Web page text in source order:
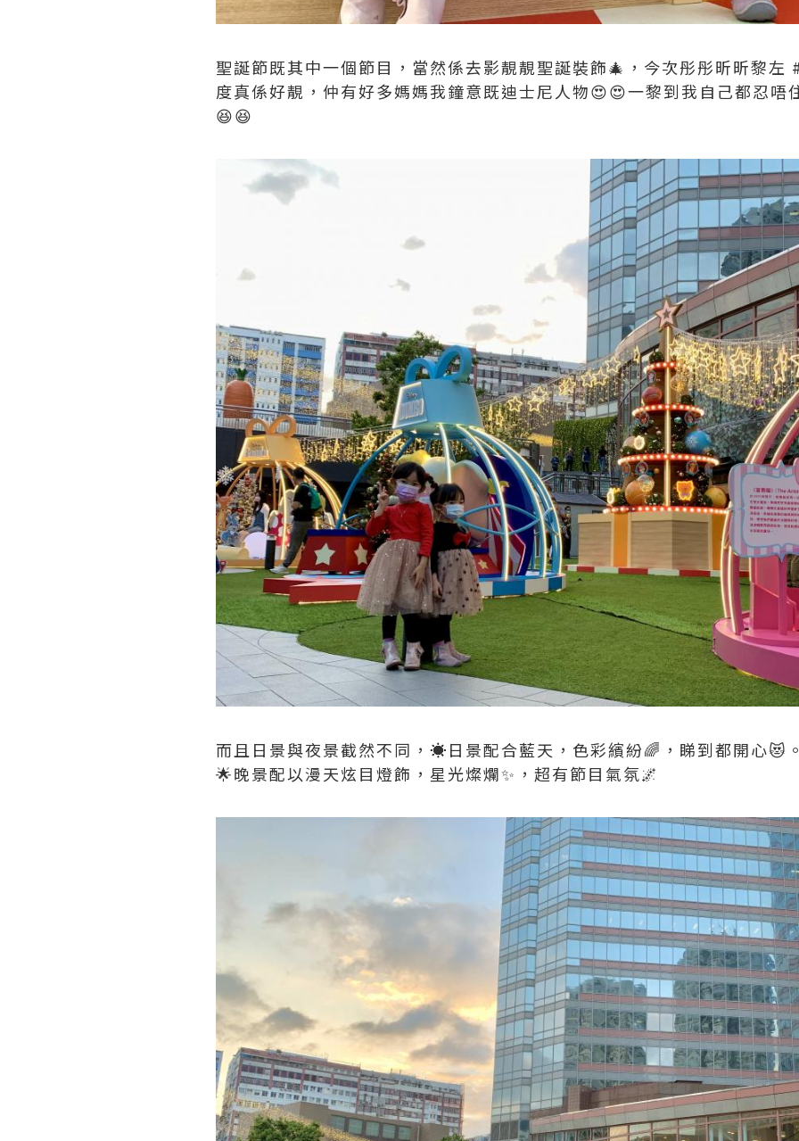
聖誕節既其中一個節目，當然係去影靚靚聖誕裝飾🎄，今次彤彤昕昕黎左
度真係好靚，仲有好多媽媽我鐘意既迪士尼人物😍😍一黎到我自己都忍唔
😆😆
而且日景與夜景截然不同，☀️日景配合藍天，色彩繽紛🌈，睇到都開心😻
🌟晚景配以漫天炫目燈飾，星光燦爛✨，超有節目氣氛🌌